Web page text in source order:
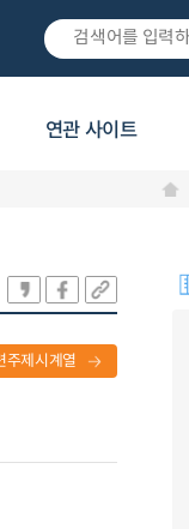
연관 사이트
주제시계열